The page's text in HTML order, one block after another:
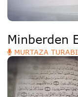
Minberden
MURTAZA TURABI